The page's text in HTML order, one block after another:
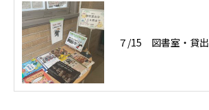
７/15 図書室・貸出